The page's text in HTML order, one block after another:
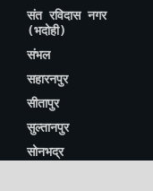
संत रविदास नगर
(भदोही)
संभल
सहारनपुर
सीतापुर
सुल्तानपुर
सोनभद्र